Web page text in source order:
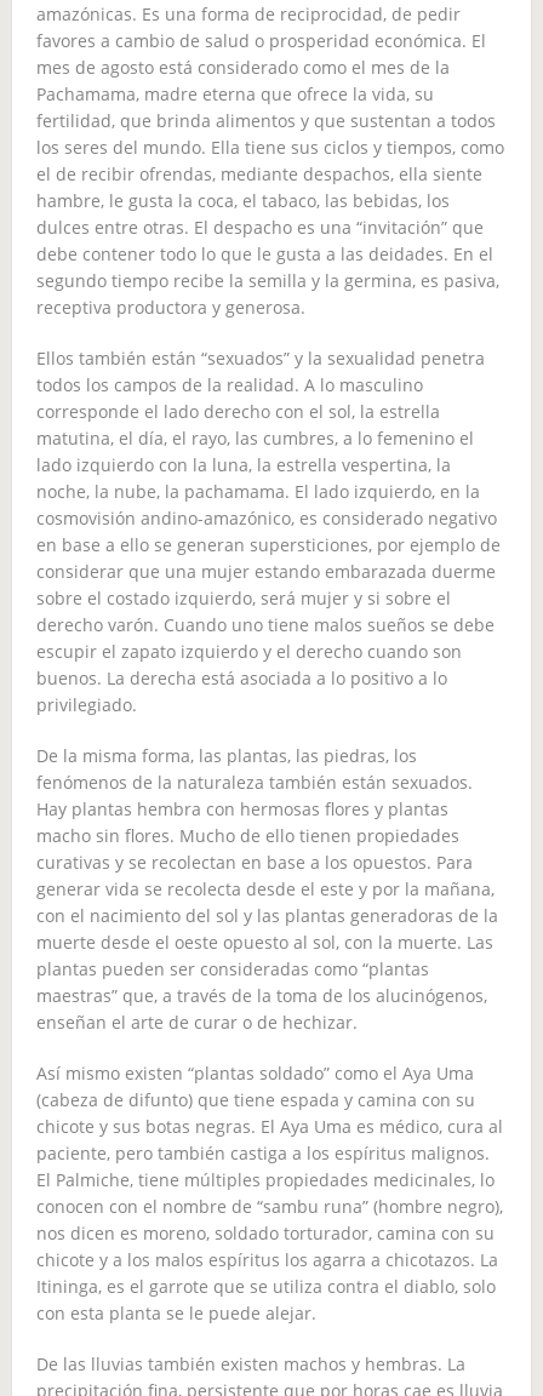
amazónicas. Es una forma de reciprocidad, de pedir
favores a cambio de salud o prosperidad económica. El
mes de agosto está considerado como el mes de la
Pachamama, madre eterna que ofrece la vida, su
fertilidad, que brinda alimentos y que sustentan a todos
los seres del mundo. Ella tiene sus ciclos y tiempos, como
el de recibir ofrendas, mediante despachos, ella siente
hambre, le gusta la coca, el tabaco, las bebidas, los
dulces entre otras. El despacho es una “invitación” que
debe contener todo lo que le gusta a las deidades. En el
segundo tiempo recibe la semilla y la germina, es pasiva,
receptiva productora y generosa.
Ellos también están “sexuados” y la sexualidad penetra
todos los campos de la realidad. A lo masculino
corresponde el lado derecho con el sol, la estrella
matutina, el día, el rayo, las cumbres, a lo femenino el
lado izquierdo con la luna, la estrella vespertina, la
noche, la nube, la pachamama. El lado izquierdo, en la
cosmovisión andino-amazónico, es considerado negativo
en base a ello se generan supersticiones, por ejemplo de
considerar que una mujer estando embarazada duerme
sobre el costado izquierdo, será mujer y si sobre el
derecho varón. Cuando uno tiene malos sueños se debe
escupir el zapato izquierdo y el derecho cuando son
buenos. La derecha está asociada a lo positivo a lo
privilegiado.
De la misma forma, las plantas, las piedras, los
fenómenos de la naturaleza también están sexuados.
Hay plantas hembra con hermosas flores y plantas
macho sin flores. Mucho de ello tienen propiedades
curativas y se recolectan en base a los opuestos. Para
generar vida se recolecta desde el este y por la mañana,
con el nacimiento del sol y las plantas generadoras de la
muerte desde el oeste opuesto al sol, con la muerte. Las
plantas pueden ser consideradas como “plantas
maestras” que, a través de la toma de los alucinógenos,
enseñan el arte de curar o de hechizar.
Así mismo existen “plantas soldado” como el Aya Uma
(cabeza de difunto) que tiene espada y camina con su
chicote y sus botas negras. El Aya Uma es médico, cura al
paciente, pero también castiga a los espíritus malignos.
El Palmiche, tiene múltiples propiedades medicinales, lo
conocen con el nombre de “sambu runa” (hombre negro),
nos dicen es moreno, soldado torturador, camina con su
chicote y a los malos espíritus los agarra a chicotazos. La
Itininga, es el garrote que se utiliza contra el diablo, solo
con esta planta se le puede alejar.
De las lluvias también existen machos y hembras. La
precipitación fina, persistente que por horas cae es lluvia